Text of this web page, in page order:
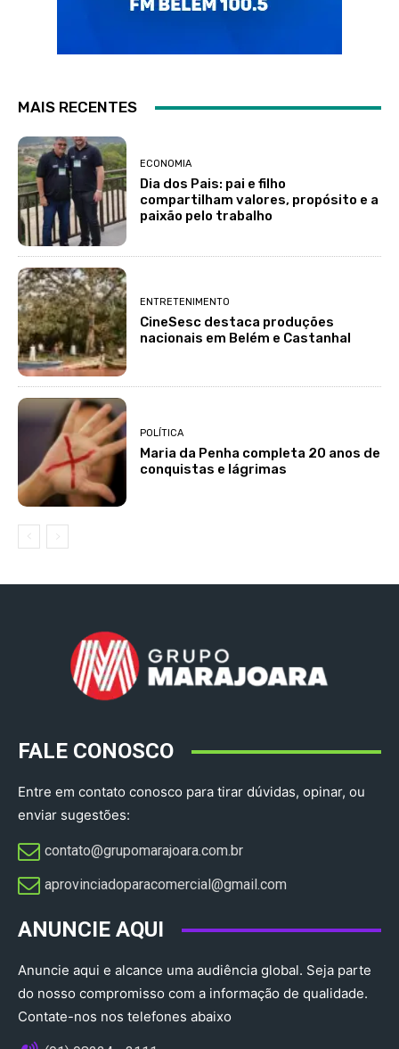
MAIS RECENTES
ECONOMIA
Dia dos Pais: pai e filho
compartilham valores, propósito e a
paixão pelo trabalho
ENTRETENIMENTO
CineSesc destaca produções
nacionais em Belém e Castanhal
POLÍTICA
Maria da Penha completa 20 anos de
conquistas e lágrimas
FALE CONOSCO
Entre em contato conosco para tirar dúvidas, opinar, ou
enviar sugestões:
contato@grupomarajoara.com.br
aprovinciadoparacomercial@gmail.com​
ANUNCIE AQUI
Anuncie aqui e alcance uma audiência global. Seja parte
do nosso compromisso com a informação de qualidade.
Contate-nos nos telefones abaixo